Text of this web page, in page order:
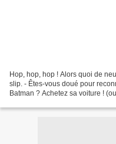
Hop, hop, hop ! Alors quoi de
slip. - Êtes-vous doué pour
Batman ? Achetez sa voiture !